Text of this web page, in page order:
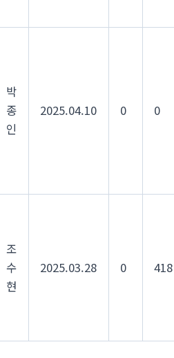
박
종
인
2025.04.10 0 0
조
수
현
2025.03.28 0 418